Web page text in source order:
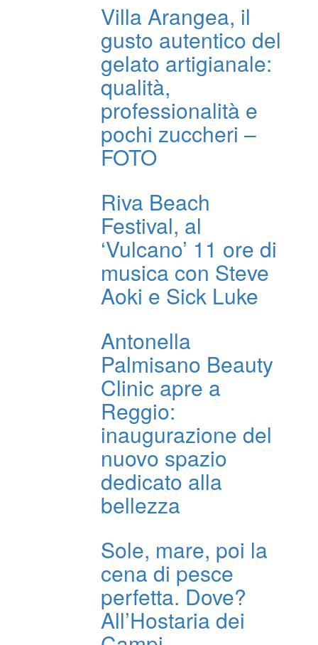
Villa Arangea, il
gusto autentico del
gelato artigianale:
qualità,
professionalità e
pochi zuccheri –
FOTO
Riva Beach
Festival, al
‘Vulcano’ 11 ore di
musica con Steve
Aoki e Sick Luke
Antonella
Palmisano Beauty
Clinic apre a
Reggio:
inaugurazione del
nuovo spazio
dedicato alla
bellezza
Sole, mare, poi la
cena di pesce
perfetta. Dove?
All’Hostaria dei